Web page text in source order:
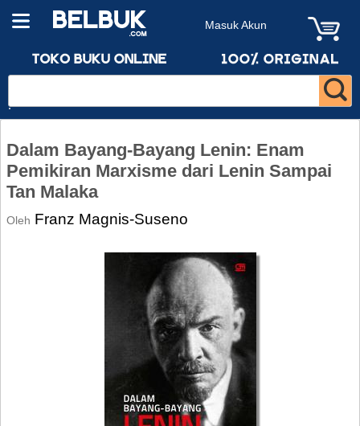
Masuk Akun
Dalam Bayang-Bayang Lenin: Enam
Pemikiran Marxisme dari Lenin Sampai
Tan Malaka
Oleh Franz Magnis-Suseno